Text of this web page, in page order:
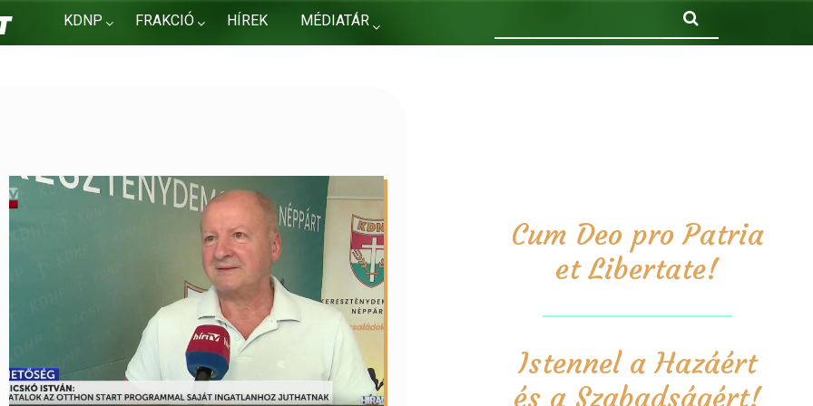
KDNP FRAKCIÓ HÍREK MÉDIATÁR
Cum Deo pro Patria
et Libertate!
Istennel a Hazáért
és a Szabadságért!